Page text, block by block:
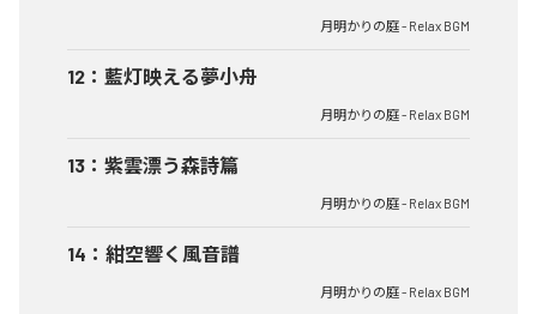
月明かりの庭 - Relax BGM
12 ： 藍灯映える夢小舟
月明かりの庭 - Relax BGM
13 ： 紫雲漂う森詩篇
月明かりの庭 - Relax BGM
14 ： 紺空響く風音譜
月明かりの庭 - Relax BGM